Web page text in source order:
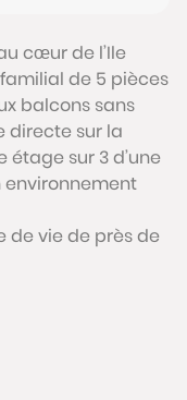
cœur de l’Ile
de 5 pièces
balcons sans
directe sur la
étage sur 3 d’une
environnement
de vie de près de
sur les 2
attenante